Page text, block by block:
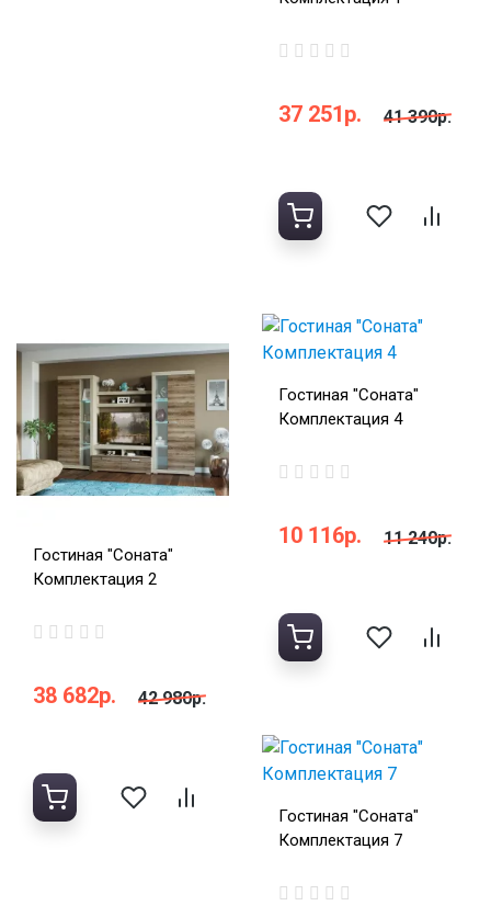
37 251р. 41 390р.
Гостиная "Соната"
Комплектация 2
38 682р. 42 980р.
Гостиная "Соната"
Комплектация 4
10 116р. 11 240р.
Гостиная "Соната"
Комплектация 7